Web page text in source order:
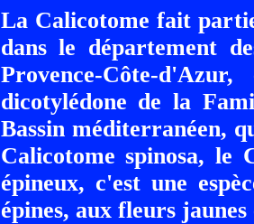
La Calicotome fait
dans le département
Provence-Côte-
dicotylédone de la
Bassin méditerranéen,
Calicotome spinosa, le
épineux, c'est une
épines, aux fleurs jaunes